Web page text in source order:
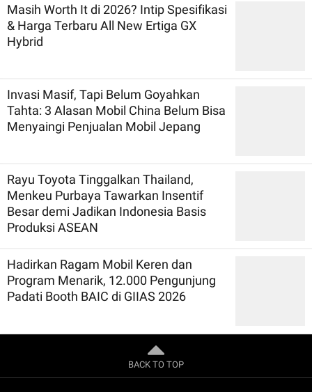
Masih Worth It di 2026? Intip Spesifikasi
& Harga Terbaru All New Ertiga GX
Hybrid
Invasi Masif, Tapi Belum Goyahkan
Tahta: 3 Alasan Mobil China Belum Bisa
Menyaingi Penjualan Mobil Jepang
Rayu Toyota Tinggalkan Thailand,
Menkeu Purbaya Tawarkan Insentif
Besar demi Jadikan Indonesia Basis
Produksi ASEAN
Hadirkan Ragam Mobil Keren dan
Program Menarik, 12.000 Pengunjung
Padati Booth BAIC di GIIAS 2026
BACK TO TOP